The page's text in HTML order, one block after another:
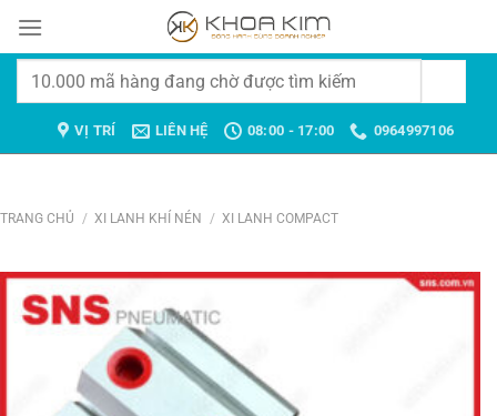
đến
Tìm
VỊ TRÍ LIÊN HỆ 08:00 - 17:00 0964997106
TRANG CHỦ / XI LANH KHÍ NÉN / XI LANH COMPACT